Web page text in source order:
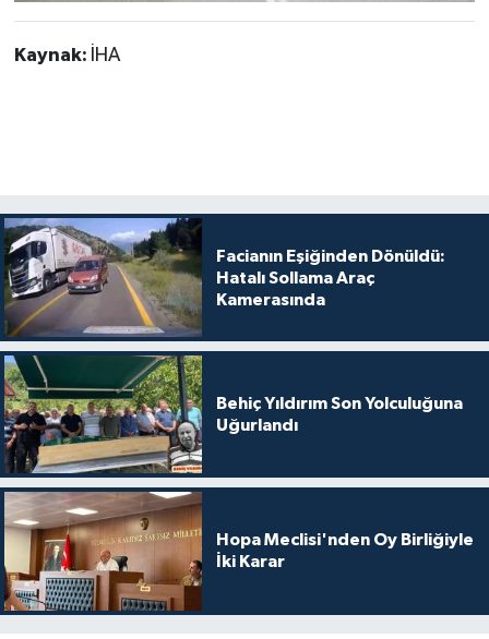
Kaynak: İHA
Facianın Eşiğinden Dönüldü:
Hatalı Sollama Araç
Kamerasında
Behiç Yıldırım Son Yolculuğuna
Uğurlandı
Hopa Meclisi'nden Oy Birliğiyle
İki Karar